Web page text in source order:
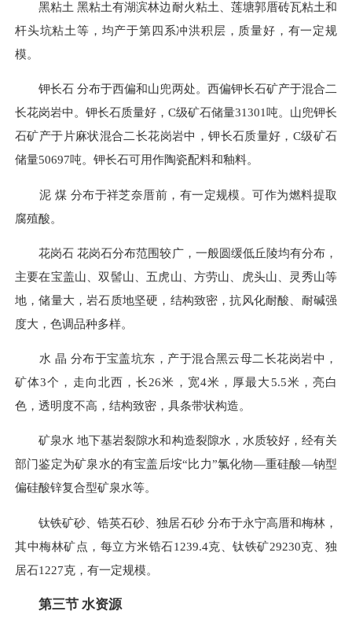
黑粘土 黑粘土有湖滨林边耐火粘土、莲塘郭厝砖瓦粘土和
杆头坑粘土等，均产于第四系冲洪积层，质量好，有一定规
模。
钾长石 分布于西偏和山兜两处。西偏钾长石矿产于混合二
长花岗岩中。钾长石质量好，C级矿石储量31301吨。山兜钾长
石矿产于片麻状混合二长花岗岩中，钾长石质量好，C级矿石
储量50697吨。钾长石可用作陶瓷配料和釉料。
泥 煤 分布于祥芝奈厝前，有一定规模。可作为燃料提取
腐殖酸。
花岗石 花岗石分布范围较广，一般圆缓低丘陵均有分布，
主要在宝盖山、双髻山、五虎山、方劳山、虎头山、灵秀山等
地，储量大，岩石质地坚硬，结构致密，抗风化耐酸、耐碱强
度大，色调品种多样。
水 晶 分布于宝盖坑东，产于混合黑云母二长花岗岩中，
矿体3个，走向北西，长26米，宽4米，厚最大5.5米，亮白
色，透明度不高，结构致密，具条带状构造。
矿泉水 地下基岩裂隙水和构造裂隙水，水质较好，经有关
部门鉴定为矿泉水的有宝盖后垵“比力”氯化物—重硅酸—钠型
偏硅酸锌复合型矿泉水等。
钛铁矿砂、锆英石砂、独居石砂 分布于永宁高厝和梅林，
其中梅林矿点，每立方米锆石1239.4克、钛铁矿29230克、独
居石1227克，有一定规模。
第三节 水资源